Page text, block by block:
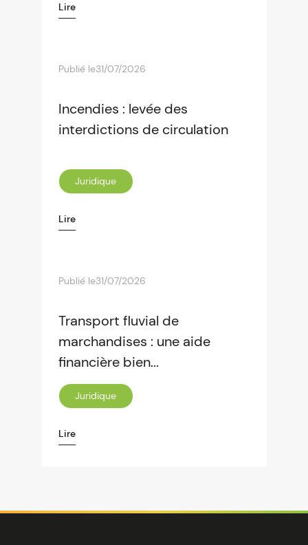
Lire
Publié le31/07/2026
Incendies : levée des
interdictions de circulation
Juridique
Lire
Publié le31/07/2026
Transport fluvial de
marchandises : une aide
financière bien...
Juridique
Lire